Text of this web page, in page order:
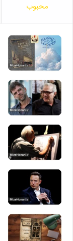
محبوب